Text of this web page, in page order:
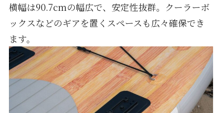
横幅は90.7cmの幅広で、安定性抜群。クーラーボ
ックスなどのギアを置くスペースも広々確保でき
ます。